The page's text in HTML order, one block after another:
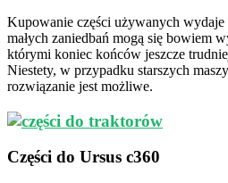
Kupowanie części używanych
małych zaniedbań mogą się bowiem
którymi koniec końców jeszcze
Niestety, w przypadku starszych
rozwiązanie jest możliwe.
Części do Ursus c360